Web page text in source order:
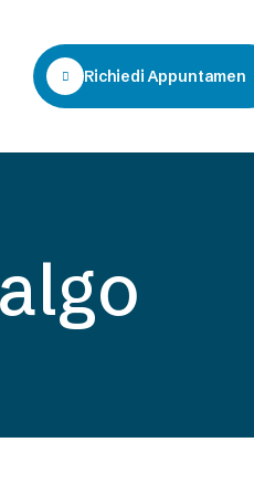
Richiedi Appuntamento